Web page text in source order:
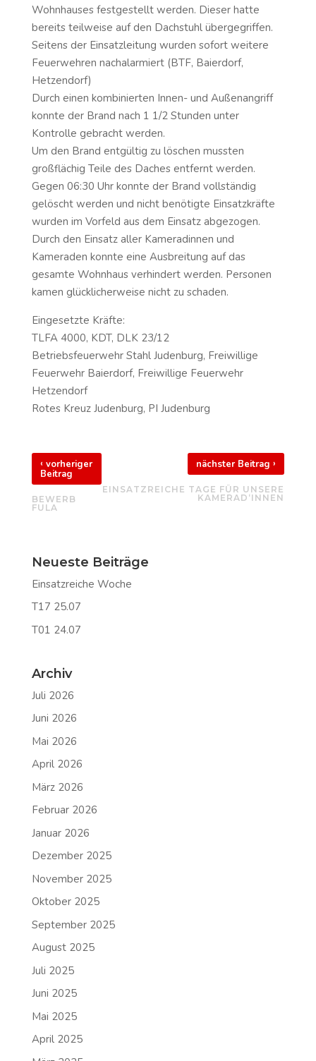
Wohnhauses festgestellt werden. Dieser hatte
bereits teilweise auf den Dachstuhl übergegriffen.
Seitens der Einsatzleitung wurden sofort weitere
Feuerwehren nachalarmiert (BTF, Baierdorf,
Hetzendorf)
Durch einen kombinierten Innen- und Außenangriff
konnte der Brand nach 1 1/2 Stunden unter
Kontrolle gebracht werden.
Um den Brand entgültig zu löschen mussten
großflächig Teile des Daches entfernt werden.
Gegen 06:30 Uhr konnte der Brand vollständig
gelöscht werden und nicht benötigte Einsatzkräfte
wurden im Vorfeld aus dem Einsatz abgezogen.
Durch den Einsatz aller Kameradinnen und
Kameraden konnte eine Ausbreitung auf das
gesamte Wohnhaus verhindert werden. Personen
kamen glücklicherweise nicht zu schaden.
Eingesetzte Kräfte:
TLFA 4000, KDT, DLK 23/12
Betriebsfeuerwehr Stahl Judenburg, Freiwillige
Feuerwehr Baierdorf, Freiwillige Feuerwehr
Hetzendorf
Rotes Kreuz Judenburg, PI Judenburg
‹ vorheriger
Beitrag
BEWERB
FULA
nächster Beitrag›
EINSATZREICHE TAGE FÜR UNSERE
KAMERAD‘INNEN
Neueste Beiträge
Einsatzreiche Woche
T17 25.07
T01 24.07
Archiv
Juli 2026
Juni 2026
Mai 2026
April 2026
März 2026
Februar 2026
Januar 2026
Dezember 2025
November 2025
Oktober 2025
September 2025
August 2025
Juli 2025
Juni 2025
Mai 2025
April 2025